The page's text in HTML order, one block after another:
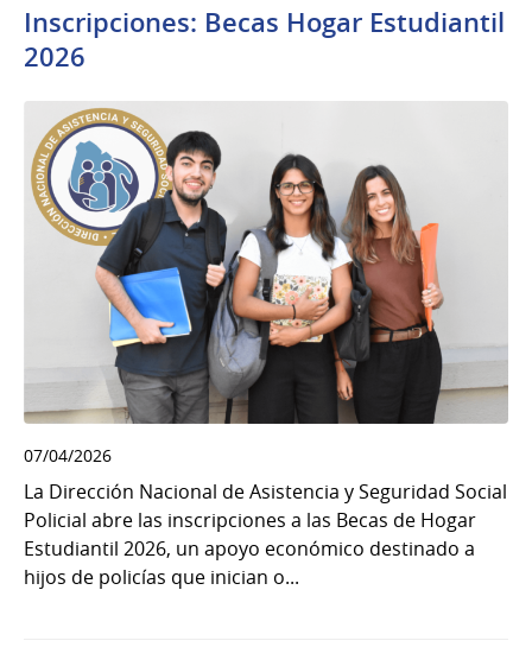
Inscripciones: Becas Hogar Estudiantil
2026
07/04/2026
La Dirección Nacional de Asistencia y Seguridad Social
Policial abre las inscripciones a las Becas de Hogar
Estudiantil 2026, un apoyo económico destinado a
hijos de policías que inician o...